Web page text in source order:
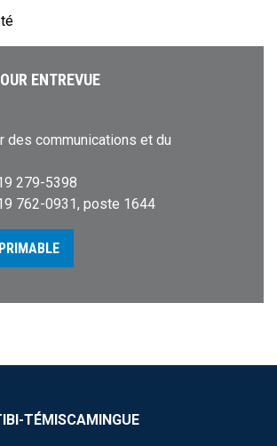
ENTREVUE
des communications et du
279-5398
762-0931, poste 1644
TÉMISCAMINGUE